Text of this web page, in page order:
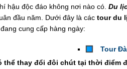
hậu độc đáo không nơi nào có. Du
đầu năm. Dưới đây là các tour du
đang cung cấp hàng ngày:
Tour
thể thay đổi đôi chút tại thời điểm